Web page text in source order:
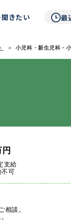
聞きたい 最
小児科・新生児科・
支給
不可
相談。